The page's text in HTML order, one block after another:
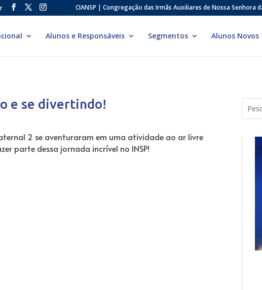
CIANSP | Congregação das Irmãs Auxiliares de Nossa Senhora
Alunos e Responsáveis Segmentos Alunos Novos
e se divertindo!
2 se aventuraram em uma atividade ao ar livre
parte dessa jornada incrível no INSP!